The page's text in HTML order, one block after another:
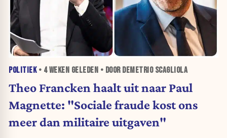
POLITIEK• 4 WEKEN GELEDEN • DOOR DEMETRIO SCAGLIOLA
Theo Francken haalt uit naar Paul
Magnette: "Sociale fraude kost ons
meer dan militaire uitgaven"